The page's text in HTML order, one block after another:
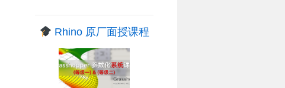
Rhino 原厂面授课程